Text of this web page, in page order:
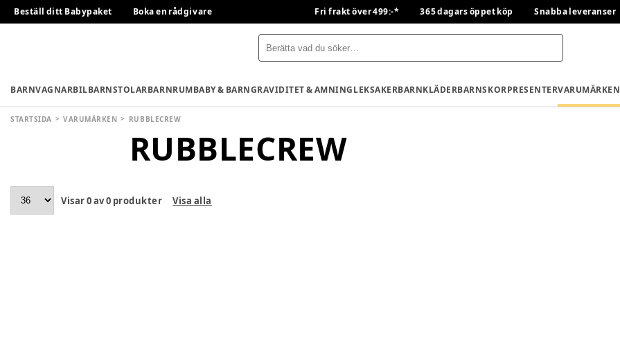
Beställ ditt Babypaket Boka en rådgivare Fri frakt över 499:-* 365 dagars öppet köp Snabba leveranser
BARNVAGNARBILBARNSTOLARBARNRUMBABY & BARNGRAVIDITET & AMNINGLEKSAKERBARNKLÄDERBARNSKORPRESENTERVARUMÄRKEN
STARTSIDA VARUMÄRKEN RUBBLECREW
RUBBLECREW
Visar0av0 produkter Visa alla